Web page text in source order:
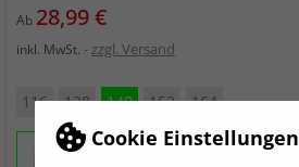
Cookie Einstellungen
Ab Preis
28,99 €
inkl. MwSt. zzgl. Versand
116 128 140 152 164